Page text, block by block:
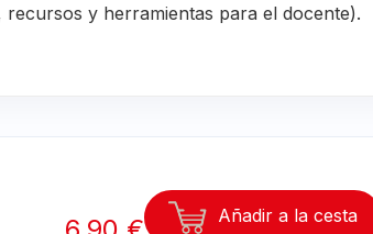
recursos y herramientas para el docente).
Añadir a la cesta